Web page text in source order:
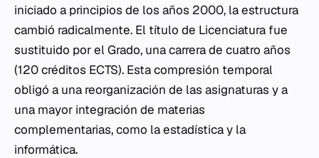
iniciado a principios de los años 2000, la estructura
cambió radicalmente. El título de Licenciatura fue
sustituido por el Grado, una carrera de cuatro años
(120 créditos ECTS). Esta compresión temporal
obligó a una reorganización de las asignaturas y a
una mayor integración de materias
complementarias, como la estadística y la
informática.